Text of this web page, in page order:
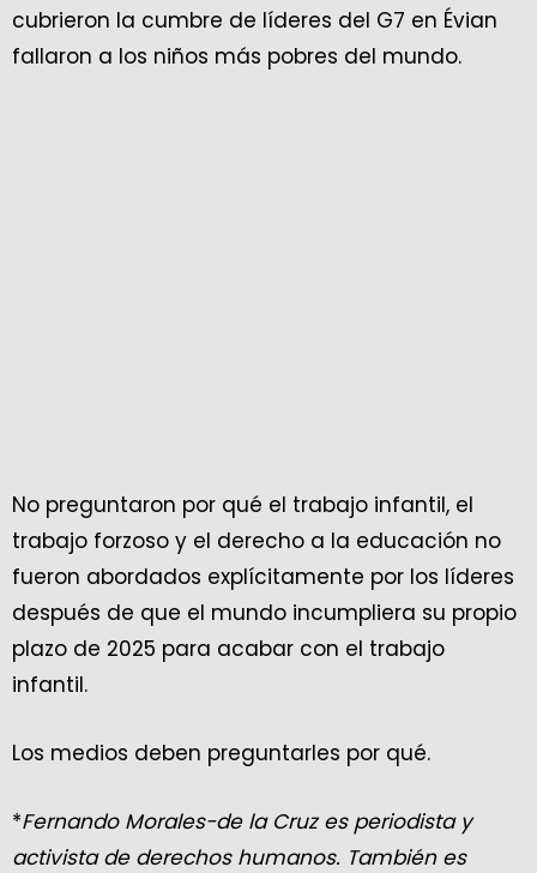
cubrieron la cumbre de líderes del G7 en Évian
fallaron a los niños más pobres del mundo.
No preguntaron por qué el trabajo infantil, el
trabajo forzoso y el derecho a la educación no
fueron abordados explícitamente por los líderes
después de que el mundo incumpliera su propio
plazo de 2025 para acabar con el trabajo
infantil.
Los medios deben preguntarles por qué.
*Fernando Morales-de la Cruz es periodista y
activista de derechos humanos. También es